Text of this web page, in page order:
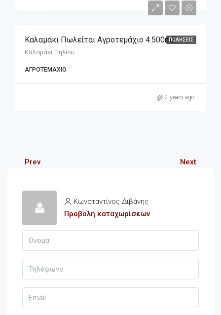
ΠΩΛΉΣΕΙΣ
Καλαμάκι Πωλείται Αγροτεμάχιο 4.500m2
Καλαμάκι Πηλίου
ΑΓΡΟΤΕΜΆΧΙΟ
2 years ago
Prev Next
Κωνσταντίνος Διβάνης
Προβολή καταχωρίσεων